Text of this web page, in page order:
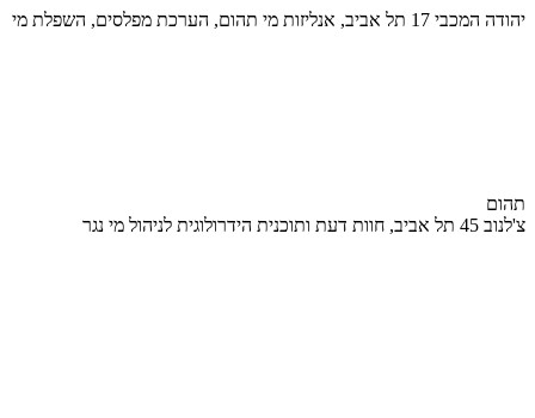
יהודה המכבי 17 תל אביב, אנליזות מי תהום, הערכת מפלסים, השפלת מי
תהום
צ'לנוב 45 תל אביב, חוות דעת ותוכנית הידרולוגית לניהול מי נגר